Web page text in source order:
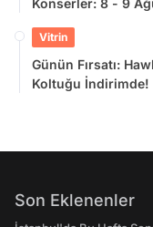
Konserler: 8 - 9
Vitrin
Günün Fırsatı:
Koltuğu İndirimde!
Son Eklenenler